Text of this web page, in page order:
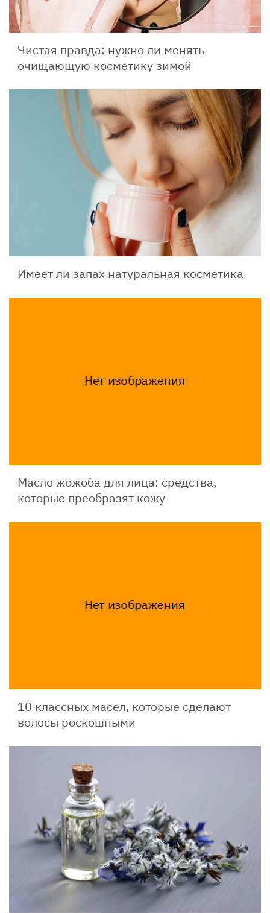
Чистая правда: нужно ли менять
очищающую косметику зимой
Имеет ли запах натуральная косметика
Масло жожоба для лица: средства,
которые преобразят кожу
10 классных масел, которые сделают
волосы роскошными